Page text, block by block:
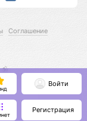
Соглашение
🕉️
Войти
Регистрация